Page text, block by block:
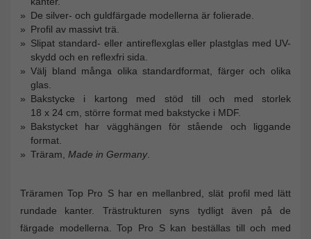
De silver- och guldfärgade modellerna är folierade.
Profil av massivt trä.
Slipat standard- eller antireflexglas eller plastglas med UV-
skydd och en reflexfri sida.
Välj bland många olika standardformat, färger och olika
glas.
Bakstycke i kartong med stöd till och med storlek
18 x 24 cm, större format med bakstycke i MDF.
Bakstycket har vägghängen för stående och liggande
format.
Träram, Made in Germany.
Träramen Top Pro S har en mellanbred, slät profil med lätt
rundade kanter. Trästrukturen syns tydligt även på de
färgade modellerna. Top Pro S kan beställas till och med